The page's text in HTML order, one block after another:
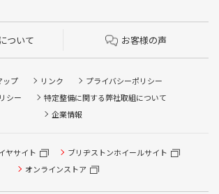
ついて お客様の声
ップ リンク
プライバシーポリシー
シー
特定整備に関する弊社取組について
企業情報
ヤサイト
ブリヂストンホイールサイト
オンラインストア
全点検/タイヤ履き替え/オイル交換/その他
予約